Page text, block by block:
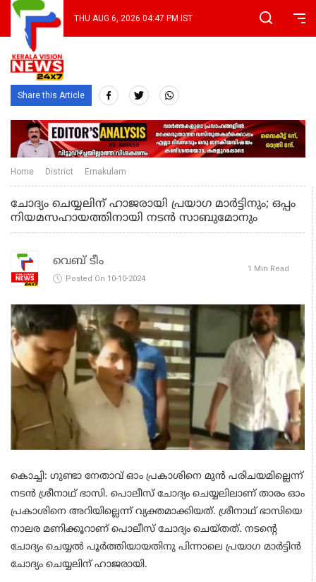
THU AUG 6, 2026 04:47 PM IST
Share this Article
Home District Ernakulam
ചോദ്യം ചെയ്യലിന് ഹാജരായി പ്രയാഗ മാർട്ടിനും; ഒപ്പം
നിയമസഹായത്തിനായി നടൻ സാബുമോനും
വെബ് ടീം
Posted On 10-10-2024
1 Min Read
കൊച്ചി: ഗുണ്ടാ നേതാവ് ഓം പ്രകാശിനെ മുൻ പരിചയമില്ലെന്ന്
നടൻ ശ്രീനാഥ് ഭാസി. പൊലീസ് ചോദ്യം ചെയ്യലിലാണ് താരം ഓം
പ്രകാശിനെ അറിയില്ലെന്ന് വ്യക്തമാക്കിയത്. ശ്രീനാഥ് ഭാസിയെ
നാലര മണിക്കൂറാണ് പൊലീസ് ചോദ്യം ചെയ്തത്. നടന്റെ
ചോദ്യം ചെയ്യൽ പൂർത്തിയായതിനു പിന്നാലെ പ്രയാ​ഗ മാർട്ടിൻ
ചോദ്യം ചെയ്യലിന് ഹാജരായി.